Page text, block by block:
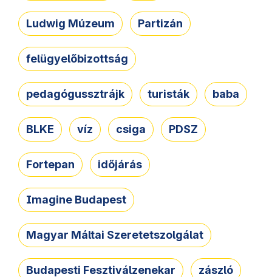
Ludwig Múzeum Partizán
felügyelőbizottság
pedagógussztrájk turisták baba
BLKE víz csiga PDSZ
Fortepan időjárás
Imagine Budapest
Magyar Máltai Szeretetszolgálat
Budapesti Fesztiválzenekar zászló